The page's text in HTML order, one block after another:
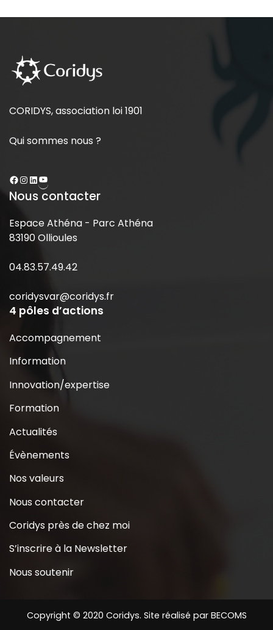
CORIDYS, association loi 1901
Qui sommes nous ?
Nous contacter
Espace Athéna - Parc Athéna
83190 Ollioules
04.83.57.49.42
coridysvar@coridys.fr
4 pôles d’actions
Accompagnement
Information
Innovation/expertise
Formation
Actualités
Évènements
Nos valeurs
Nous contacter
Coridys près de chez moi
S’inscrire à la Newsletter
Nous soutenir
Copyright © 2020 Coridys. Site réalisé par BECOMS